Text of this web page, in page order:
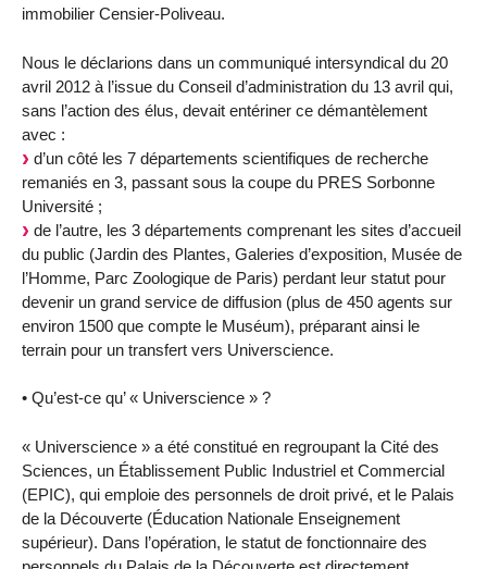
immobilier Censier-Poliveau.
Nous le déclarions dans un communiqué intersyndical du 20
avril 2012 à l’issue du Conseil d’administration du 13 avril qui,
sans l’action des élus, devait entériner ce démantèlement
avec :
d’un côté les 7 départements scientifiques de recherche
remaniés en 3, passant sous la coupe du PRES Sorbonne
Université ;
de l’autre, les 3 départements comprenant les sites d’accueil
du public (Jardin des Plantes, Galeries d’exposition, Musée de
l’Homme, Parc Zoologique de Paris) perdant leur statut pour
devenir un grand service de diffusion (plus de 450 agents sur
environ 1500 que compte le Muséum), préparant ainsi le
terrain pour un transfert vers Universcience.
• Qu’est-ce qu’ « Universcience » ?
« Universcience » a été constitué en regroupant la Cité des
Sciences, un Établissement Public Industriel et Commercial
(EPIC), qui emploie des personnels de droit privé, et le Palais
de la Découverte (Éducation Nationale Enseignement
supérieur). Dans l’opération, le statut de fonctionnaire des